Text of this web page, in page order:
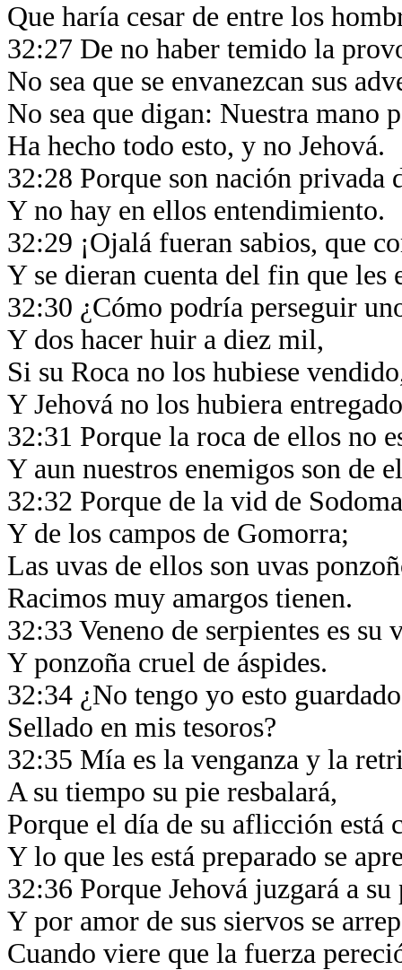
Que haría cesar de entre los
32:27 De no haber temido la
No sea que se envanezcan sus
No sea que digan: Nuestra mano
Ha hecho todo esto, y no Jehová.
32:28 Porque son nación privada
Y no hay en ellos entendimiento.
32:29 ¡Ojalá fueran sabios, que
Y se dieran cuenta del fin que les
32:30 ¿Cómo podría perseguir
Y dos hacer huir a diez mil,
Si su Roca no los hubiese
Y Jehová no los hubiera
32:31 Porque la roca de ellos no
Y aun nuestros enemigos son de
32:32 Porque de la vid de
Y de los campos de Gomorra;
Las uvas de ellos son uvas
Racimos muy amargos tienen.
32:33 Veneno de serpientes es su
Y ponzoña cruel de áspides.
32:34 ¿No tengo yo esto
Sellado en mis tesoros?
32:35 Mía es la venganza y la
A su tiempo su pie resbalará,
Porque el día de su aflicción está
Y lo que les está preparado se
32:36 Porque Jehová juzgará a
Y por amor de sus siervos se
Cuando viere que la fuerza